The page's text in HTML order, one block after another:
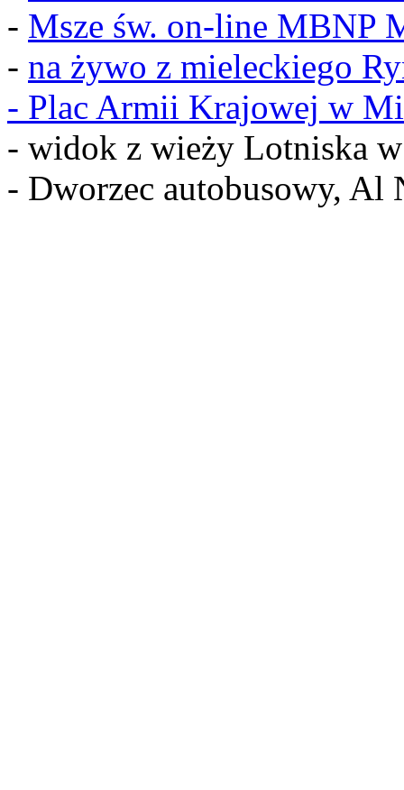
- Msze św. on-line MBNP
- na żywo z mieleckiego
- Plac Armii Krajowej w
- widok z wieży Lotniska
- Dworzec autobusowy, Al